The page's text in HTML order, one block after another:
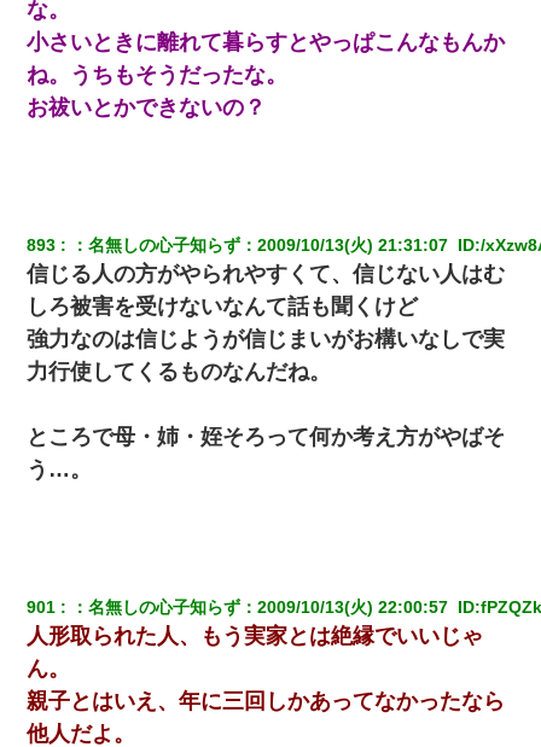
な。
小さいときに離れて暮らすとやっぱこんなもんか
ね。うちもそうだったな。
お祓いとかできないの？
893 ：名無しの心子知らず ：2009/10/13(火) 21:31:07 ID:/
信じる人の方がやられやすくて、信じない人はむ
しろ被害を受けないなんて話も聞くけど
強力なのは信じようが信じまいがお構いなしで実
力行使してくるものなんだね。
ところで母・姉・姪そろって何か考え方がやばそ
う…。
901 ：名無しの心子知らず ：2009/10/13(火) 22:00:57 ID:
人形取られた人、もう実家とは絶縁でいいじゃ
ん。
親子とはいえ、年に三回しかあってなかったなら
他人だよ。